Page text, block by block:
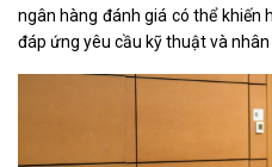
ngân hàng đánh giá có thể khiến
đáp ứng yêu cầu kỹ thuật và nhân